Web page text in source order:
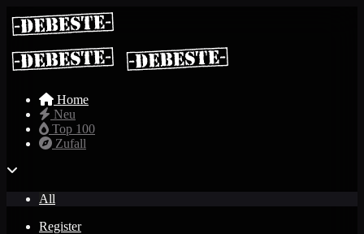
Home
Neu
Top 100
Zufall
All
Register